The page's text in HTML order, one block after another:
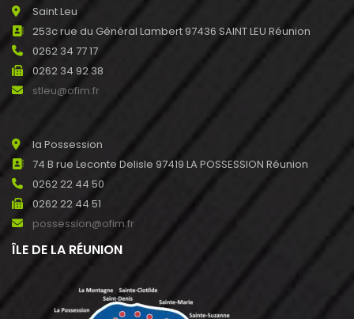
Saint Leu
253c rue du Général Lambert 97436 SAINT LEU Réunion
0262 34 77 17
0262 34 92 38
stleu@ofim.fr
la Possession
74 B rue Leconte Delisle 97419 LA POSSESSION Réunion
0262 22 44 50
0262 22 44 51
possession@ofim.fr
ÎLE DE LA RÉUNION